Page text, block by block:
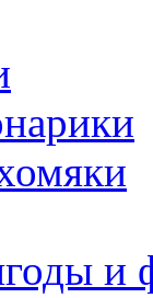
и